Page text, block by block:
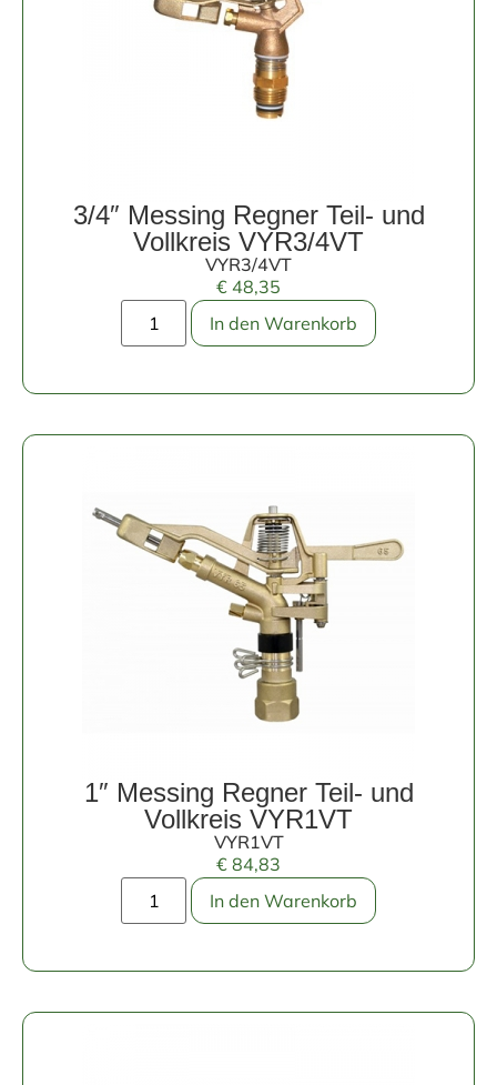
3/4″ Messing Regner Teil- und
Vollkreis VYR3/4VT
VYR3/4VT
€ 48,35
In den Warenkorb
1″ Messing Regner Teil- und
Vollkreis VYR1VT
VYR1VT
€ 84,83
In den Warenkorb